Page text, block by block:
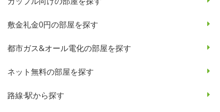
敷金礼金0円の部屋を探す
都市ガス&オール電化の部屋を探す
ネット無料の部屋を探す
路線·駅から探す